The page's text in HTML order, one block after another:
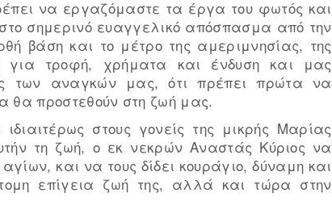
να εργαζόμαστε τα έργα του φωτός και
σημερινό ευαγγελικό απόσπασμα από την
βάση και το μέτρο της αμεριμνησίας, της
για τροφή, χρήματα και ένδυση και μας
των αναγκών μας, ότι πρέπει πρώτα να
θα προστεθούν στη ζωή μας.
στους γονείς της μικρής Μαρίας
τη ζωή, ο εκ νεκρών Αναστάς Κύριος να
και να τους δίδει κουράγιο, δύναμη και
επίγεια ζωή της, αλλά και τώρα στην